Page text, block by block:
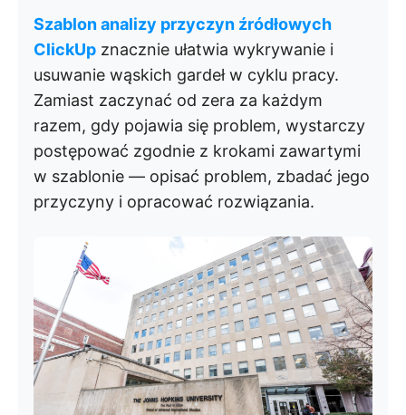
Szablon analizy przyczyn źródłowych
ClickUp znacznie ułatwia wykrywanie i
usuwanie wąskich gardeł w cyklu pracy.
Zamiast zaczynać od zera za każdym
razem, gdy pojawia się problem, wystarczy
postępować zgodnie z krokami zawartymi
w szablonie — opisać problem, zbadać jego
przyczyny i opracować rozwiązania.